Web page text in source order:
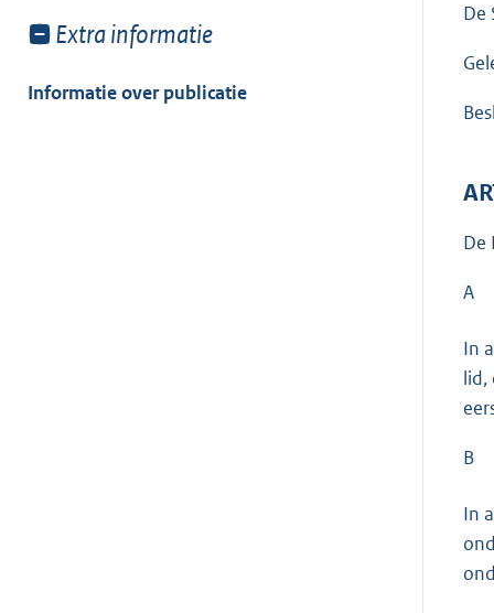
Toon
van:
Extra informatie
Informatie over publicatie
De
De
A
In
lid,
B
In